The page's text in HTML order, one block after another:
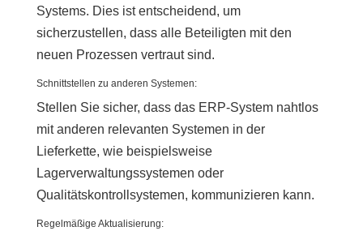
Systems. Dies ist entscheidend, um
sicherzustellen, dass alle Beteiligten mit den
neuen Prozessen vertraut sind.
Schnittstellen zu anderen Systemen:
Stellen Sie sicher, dass das ERP-System nahtlos
mit anderen relevanten Systemen in der
Lieferkette, wie beispielsweise
Lagerverwaltungssystemen oder
Qualitätskontrollsystemen, kommunizieren kann.
Regelmäßige Aktualisierung: